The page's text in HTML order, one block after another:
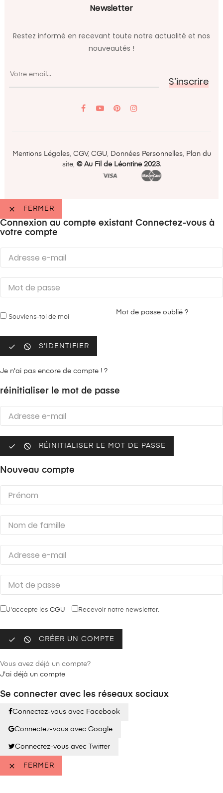
Newsletter
Restez informé en recevant toute notre actualité et nos
nouveautés !
S’inscrire
YouTubePinterest
Mentions Légales, CGV, CGU Données Personnelles,
Plan du
site, ©️ Au Fil de Léontine 2023.
 FERMER
Connexion au compte existant Connectez-vous à
votre compte
Souviens-toi de moi
Mot de passe oublié ?
  S'IDENTIFIER
Je n'ai pas encore de compte ! ?
réinitialiser le mot de passe
  RÉINITIALISER LE MOT DE PASSE
Nouveau compte
J'accepte les CGU Recevoir notre newsletter.
  CRÉER UN COMPTE
Vous avez déjà un compte?
J'ai déjà un compte
Se connecter avec les réseaux sociaux
Connectez-vous avec Facebook
Connectez-vous avec Google
Connectez-vous avec Twitter
 FERMER